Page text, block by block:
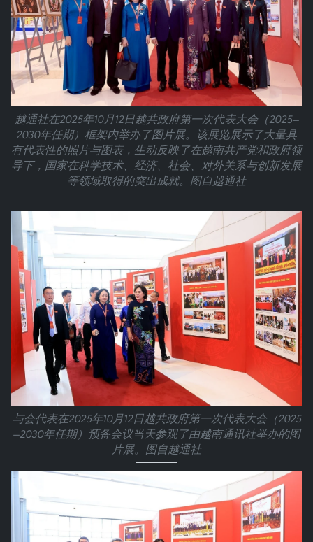
越通社在2025年10月12日越共政府第一次代表大会（2025—
2030年任期）框架内举办了图片展。该展览展示了大量具
有代表性的照片与图表，生动反映了在越南共产党和政府领
导下，国家在科学技术、经济、社会、对外关系与创新发展
等领域取得的突出成就。图自越通社
与会代表在2025年10月12日越共政府第一次代表大会（2025
—2030年任期）预备会议当天参观了由越南通讯社举办的图
片展。图自越通社